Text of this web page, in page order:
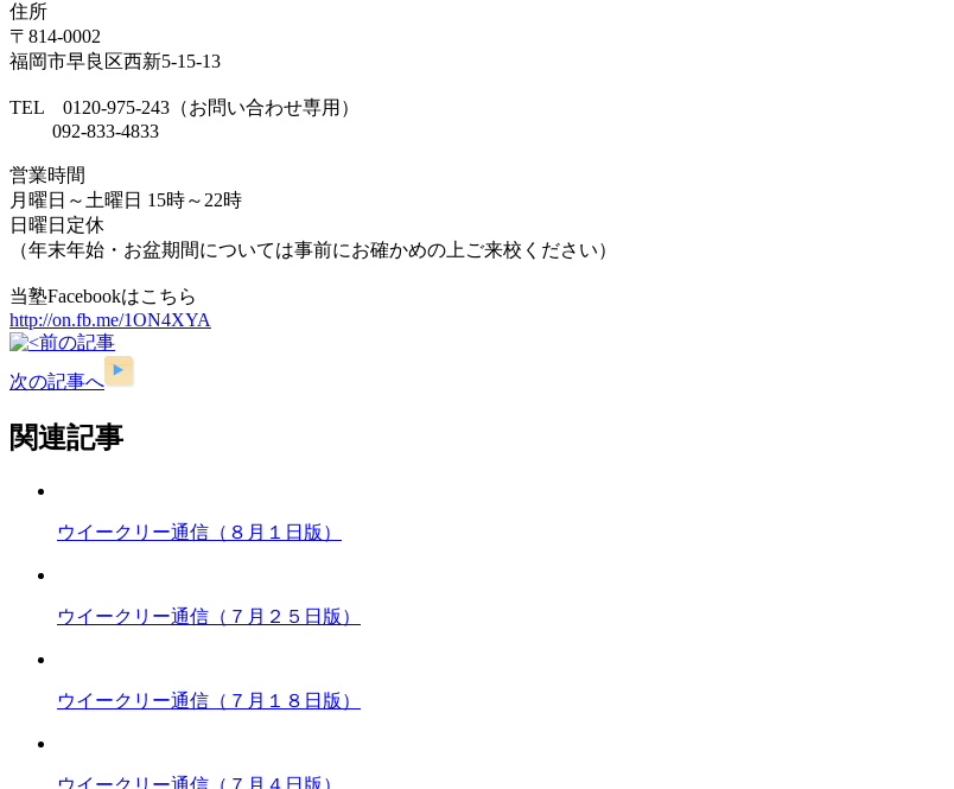
住所
〒814-0002
福岡市早良区西新5-15-13
TEL 0120-975-243（お問い合わせ専用）
092-833-4833
営業時間
月曜日～土曜日 15時～22時
日曜日定休
（年末年始・お盆期間については事前にお確かめの上ご来校ください）
当塾Facebookはこちら
http://on.fb.me/1ON4XYA
前の記事
次の記事へ
関連記事
ウイークリー通信（８月１日版）
ウイークリー通信（７月２５日版）
ウイークリー通信（７月１８日版）
ウイークリー通信（７月４日版）